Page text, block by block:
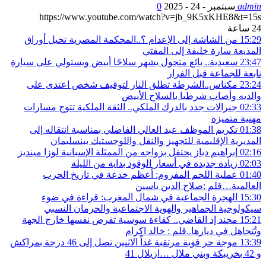
admin سبتمبر - 24 - 2025
0
https://www.youtube.com/watch?v=jb_9K5xKHE8&t=15s
24 ساعة
15:29 من الشاشة إلى الإعدام ؟..المحكمة المصرية تحيل أوراق
المذيعة سارة خليفة إلى المفتي
23:47 سعيدية.. بائع متجول يشهر سلاحًا أبيض ويستولي على سيارة
تابعة للجماعة قبل الفرار
23:24 مكناس..الشرطة تطلق النار لتوقيف شخص اعتدى على
والديه وأصاب شرطيا بالسلاح الأبيض
02:33 جنرالات جدد بالدرك الملكي.. الثقة الملكية تتوج مسارات
مهنية متميزة
01:38 تكريم الموظف عبد العالي الفاضلي بمناسبة انتقاله إلى
المديرية الإقليمية للتجهيز والنقل واللوجستيك ببنسليمان
02:16 إبراهيم دياز يحتفل بزواجه من الممثلة الإسبانية لوزا مينديز
02:03 زيادة جديدة في أسعار الوقود بداية من الليلة
01:40 عملية اللحم المفروم: أعظم خدعة في تاريخ الحرب
العالمية…قلم :صلاح الدين ياسين
15:30 الهجرة الجماعية في شمال المغرب: قراءة في ضوء
سيكولوجية الجماهير والهوية الاجتماعية والحرمان النسبي
15:21 محند إد القاضي.. كفاءة سوسية تفرض نفسها خارج الجهة
وتُتجاهل في ديارها..قلم : خالد اكرام
13:39
موجة حر قوية مرتقبة غداً الاثنين تصل إلى 46 درجة بمراكش
و 42 بخريبكة وبني ملال …ازيلال 41